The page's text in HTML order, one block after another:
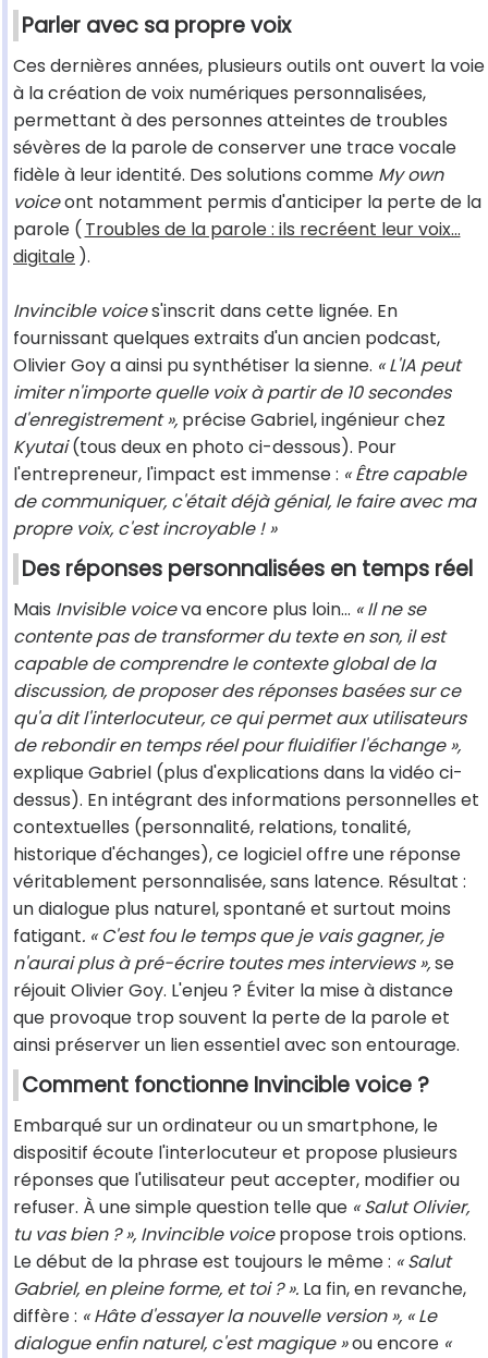
Parler avec sa propre voix
Ces dernières années, plusieurs outils ont ouvert la voie
à la création de voix numériques personnalisées,
permettant à des personnes atteintes de troubles
sévères de la parole de conserver une trace vocale
fidèle à leur identité. Des solutions comme My own
voiceont notamment permis d'anticiper la perte de la
parole ( Troubles de la parole : ils recréent leur voix...
digitale ).
Invincible voices'inscrit dans cette lignée. En
fournissant quelques extraits d'un ancien podcast,
Olivier Goy a ainsi pu synthétiser la sienne. « L'IA peut
imiter n'importe quelle voix à partir de 10 secondes
d'enregistrement », précise Gabriel, ingénieur chez
Kyutai(tous deux en photo ci-dessous). Pour
l'entrepreneur, l'impact est immense : « Être capable
de communiquer, c'était déjà génial, le faire avec ma
propre voix, c'est incroyable ! »
Des réponses personnalisées en temps réel
Mais Invisible voiceva encore plus loin... « Il ne se
contente pas de transformer du texte en son, il est
capable de comprendre le contexte global de la
discussion, de proposer des réponses basées sur ce
qu'a dit l'interlocuteur, ce qui permet aux utilisateurs
de rebondir en temps réel pour fluidifier l'échange »,
explique Gabriel (plus d'explications dans la vidéo ci-
dessus). En intégrant des informations personnelles et
contextuelles (personnalité, relations, tonalité,
historique d'échanges), ce logiciel offre une réponse
véritablement personnalisée, sans latence. Résultat :
un dialogue plus naturel, spontané et surtout moins
fatigant. « C'est fou le temps que je vais gagner, je
n'aurai plus à pré-écrire toutes mes interviews »,se
réjouit Olivier Goy. L'enjeu ? Éviter la mise à distance
que provoque trop souvent la perte de la parole et
ainsi préserver un lien essentiel avec son entourage.
Comment fonctionne Invincible voice ?
Embarqué sur un ordinateur ou un smartphone, le
dispositif écoute l'interlocuteur et propose plusieurs
réponses que l'utilisateur peut accepter, modifier ou
refuser. À une simple question telle que « Salut Olivier,
tu vas bien ? », Invincible voicepropose trois options.
Le début de la phrase est toujours le même : « Salut
Gabriel, en pleine forme, et toi ? ». La fin, en revanche,
diffère : « Hâte d'essayer la nouvelle version », « Le
dialogue enfin naturel, c'est magique »ou encore «